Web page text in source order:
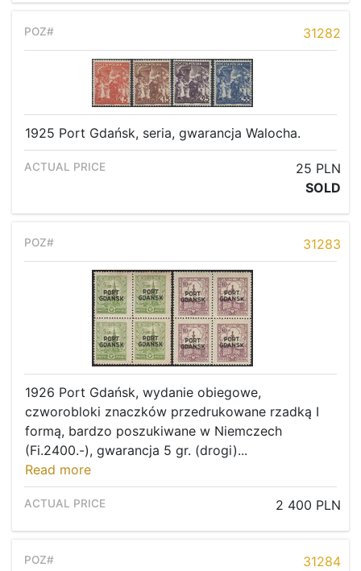
31282
1925 Port Gdańsk, seria, gwarancja Walocha.
25 PLN
SOLD
31283
1926 Port Gdańsk, wydanie obiegowe,
czworobloki znaczków przedrukowane rzadką I
formą, bardzo poszukiwane w Niemczech
(Fi.2400.-), gwarancja 5 gr. (drogi)...
Read more
2 400 PLN
31284